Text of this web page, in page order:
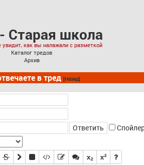
Старая школа
увидит, как вы налажали с разметкой
Каталог тредов
Архив
в тред [Назад]